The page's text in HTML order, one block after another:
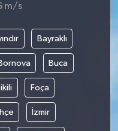
m/s
Bayraklı
Buca
Foça
İzmir